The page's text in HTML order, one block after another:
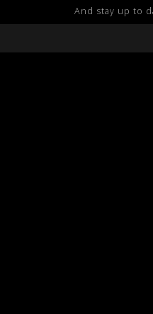
And stay up to